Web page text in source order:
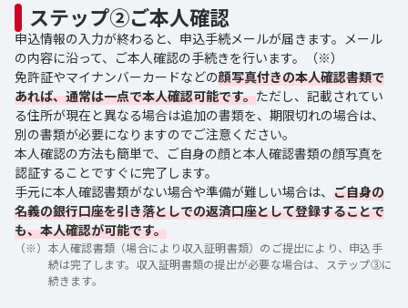
ステップ②ご本人確認
申込情報の入力が終わると、申込手続メールが届きます。メール
の内容に沿って、ご本人確認の手続きを行います。（※）
免許証やマイナンバーカードなどの顔写真付きの本人確認書類で
あれば、通常は一点で本人確認可能です。ただし、記載されてい
る住所が現在と異なる場合は追加の書類を、期限切れの場合は、
別の書類が必要になりますのでご注意ください。
本人確認の方法も簡単で、ご自身の顔と本人確認書類の顔写真を
認証することですぐに完了します。
手元に本人確認書類がない場合や準備が難しい場合は、 ご自身の
名義の銀行口座を引き落としでの返済口座として登録することで
も、本人確認が可能です。
（※） 本人確認書類（場合により収入証明書類）のご提出により、申込手
続は完了します。収入証明書類の提出が必要な場合は、ステップ③に
続きます。